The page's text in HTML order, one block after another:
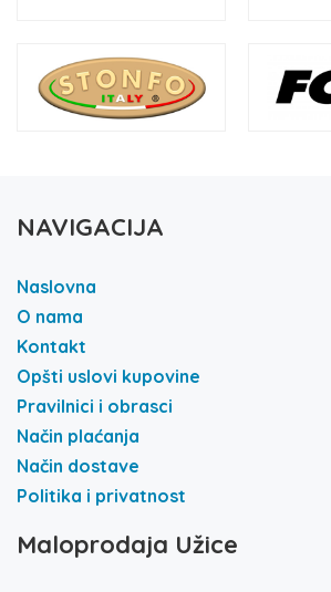
NAVIGACIJA
Naslovna
O nama
Kontakt
Opšti uslovi kupovine
Pravilnici i obrasci
Način plaćanja
Način dostave
Politika i privatnost
Maloprodaja Užice